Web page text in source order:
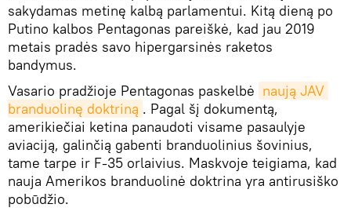
sakydamas metinę kalbą parlamentui. Kitą dieną po
Putino kalbos Pentagonas pareiškė, kad jau 2019
metais pradės savo hipergarsinės raketos
bandymus.
Vasario pradžioje Pentagonas paskelbė naują JAV
branduolinę doktriną . Pagal šį dokumentą,
amerikiečiai ketina panaudoti visame pasaulyje
aviaciją, galinčią gabenti branduolinius šovinius,
tame tarpe ir F-35 orlaivius. Maskvoje teigiama, kad
nauja Amerikos branduolinė doktrina yra antirusiško
pobūdžio.